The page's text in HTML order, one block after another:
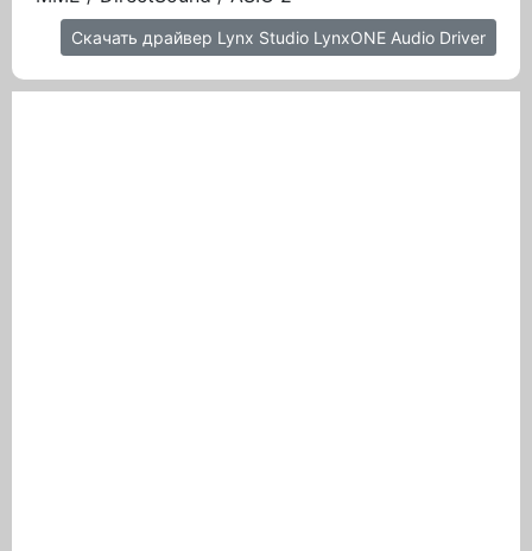
Скачать драйвер Lynx Studio LynxONE Audio Driver